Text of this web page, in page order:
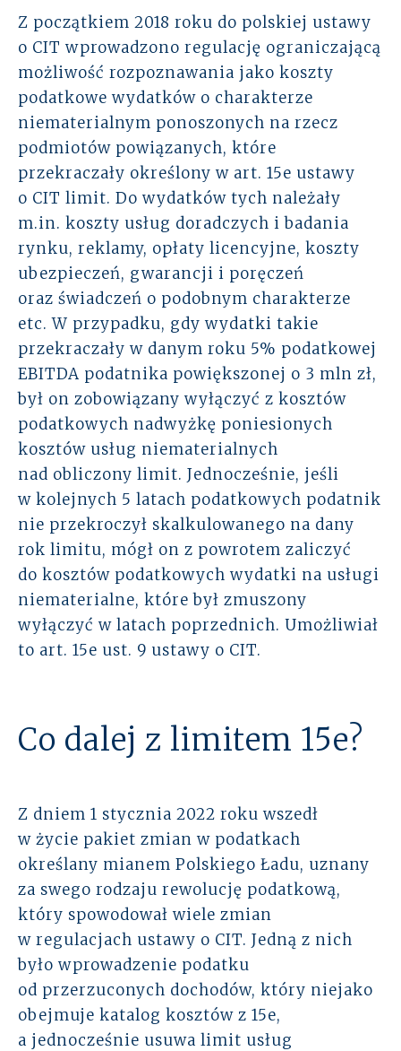
Case studies
Baza wiedzy
ALTOstratus
Kontakt
Z początkiem 2018 roku do polskiej ustawy
o CIT wprowadzono regulację ograniczającą
możliwość rozpoznawania jako koszty
podatkowe wydatków o charakterze
niematerialnym ponoszonych na rzecz
podmiotów powiązanych, które
przekraczały określony w art. 15e ustawy
o CIT limit. Do wydatków tych należały
m.in. koszty usług doradczych i badania
rynku, reklamy, opłaty licencyjne, koszty
ubezpieczeń, gwarancji i poręczeń
oraz świadczeń o podobnym charakterze
etc. W przypadku, gdy wydatki takie
przekraczały w danym roku 5% podatkowej
EBITDA podatnika powiększonej o 3 mln zł,
był on zobowiązany wyłączyć z kosztów
podatkowych nadwyżkę poniesionych
kosztów usług niematerialnych
nad obliczony limit. Jednocześnie, jeśli
w kolejnych 5 latach podatkowych podatnik
nie przekroczył skalkulowanego na dany
rok limitu, mógł on z powrotem zaliczyć
do kosztów podatkowych wydatki na usługi
niematerialne, które był zmuszony
wyłączyć w latach poprzednich. Umożliwiał
to art. 15e ust. 9 ustawy o CIT.
Co dalej z limitem 15e?
Z dniem 1 stycznia 2022 roku wszedł
w życie pakiet zmian w podatkach
określany mianem Polskiego Ładu, uznany
za swego rodzaju rewolucję podatkową,
który spowodował wiele zmian
w regulacjach ustawy o CIT. Jedną z nich
było wprowadzenie podatku
od przerzuconych dochodów, który niejako
obejmuje katalog kosztów z 15e,
a jednocześnie usuwa limit usług